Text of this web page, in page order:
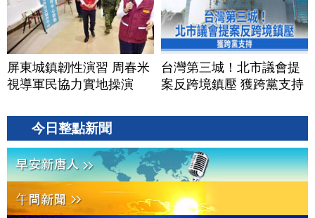
屏東城鎮韌性演習 周春米
視導軍民協力實地操演
台灣第三城！北市議會提
案反跨境鎮壓 獲跨黨支持
今日整點新聞